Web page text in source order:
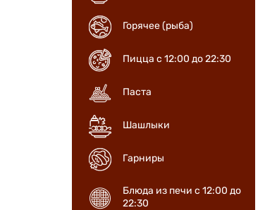
Горячее (рыба)
Пицца с 12:00 до 22:30
Паста
Шашлыки
Гарниры
Блюда из печи с 12:00 до
22:30